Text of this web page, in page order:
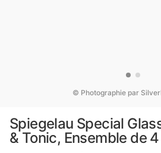
© Photographie par
Spiegelau Special
& Tonic, Ensemble de 4